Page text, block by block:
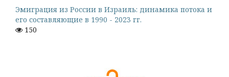
Эмиграция из России в Израиль: динамика потока и
его составляющие в 1990 - 2023 гг.
150